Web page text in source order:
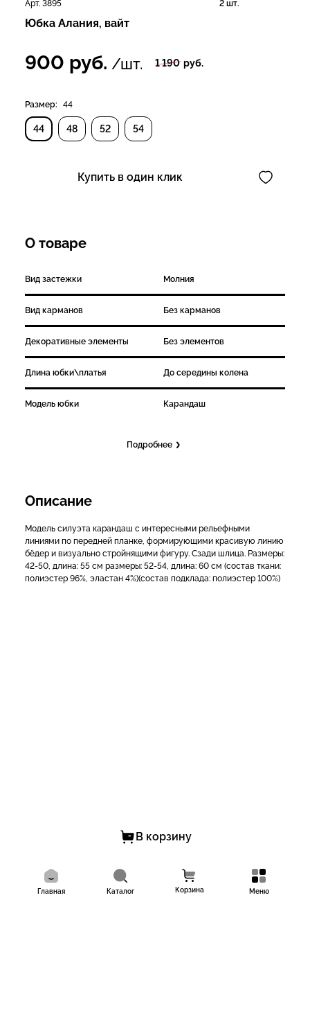
Арт. 3895 2 шт.
Юбка Алания, вайт
900 руб. /шт. 1 190 руб.
Размер: 44
44 48 52 54
Купить в один клик
О товаре
Вид застежки Молния
Вид карманов Без карманов
Декоративные элементы Без элементов
Длина юбки\платья До середины колена
Модель юбки Карандаш
Подробнее
Описание
Модель силуэта карандаш с интересными рельефными
линиями по передней планке, формирующими красивую линию
бёдер и визуально стройнящими фигуру. Сзади шлица. Размеры:
42-50, длина: 55 см размеры: 52-54, длина: 60 см (состав ткани:
полиэстер 96%, эластан 4%)(состав подклада: полиэстер 100%)
В корзину
Главная Каталог Корзина Меню